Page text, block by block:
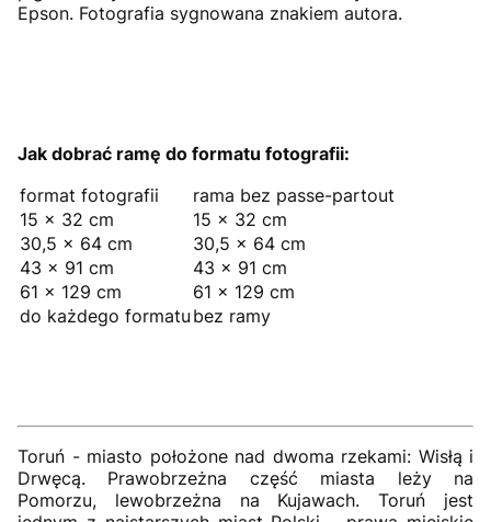
Epson. Fotografia sygnowana znakiem autora.
Jak dobrać ramę do formatu fotografii:
format fotografii
rama bez passe-partout
15 × 32 cm
15 × 32 cm
30,5 × 64 cm
30,5 × 64 cm
43 × 91 cm
43 × 91 cm
61 × 129 cm
61 × 129 cm
do każdego formatu bez ramy
Toruń - miasto położone nad dwoma rzekami: Wisłą i
Drwęcą. Prawobrzeżna część miasta leży na
Pomorzu, lewobrzeżna na Kujawach. Toruń jest